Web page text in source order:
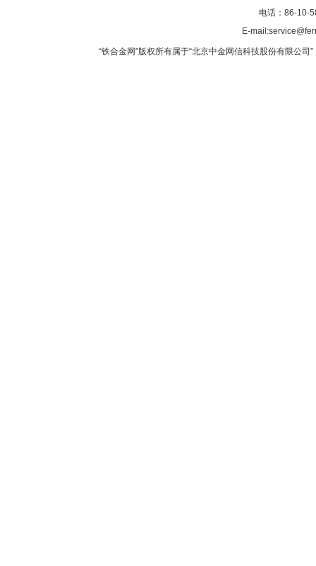
电话：86-10-
E-
“铁合金网”版权所有属于“北京中金网信科技股份有限公司